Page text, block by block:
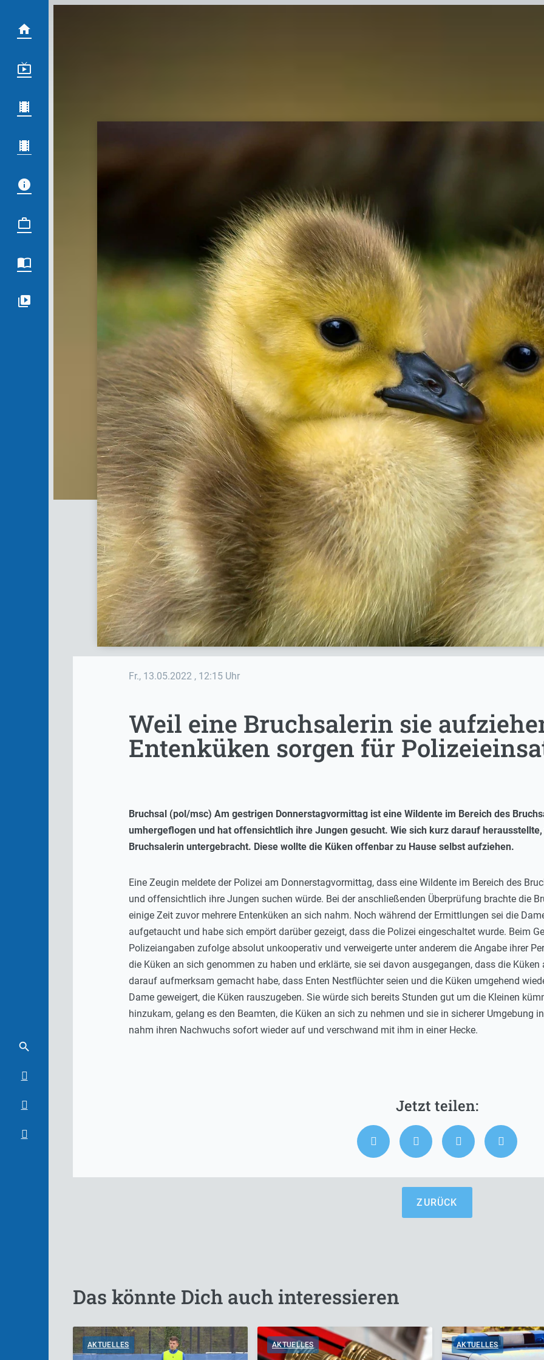
Fr., 13.05.2022 , 12:15 Uhr
Weil eine Bruchsalerin sie
Entenküken sorgen für
Bruchsal (pol/msc) Am gestrigen Donnerstagvormittag ist eine Wildente im Bereich des
umhergeflogen und hat offensichtlich ihre Jungen gesucht. Wie sich kurz darauf
Bruchsalerin untergebracht. Diese wollte die Küken offenbar zu Hause selbst aufziehen.
Eine Zeugin meldete der Polizei am Donnerstagvormittag, dass eine Wildente im Bereich des
und offensichtlich ihre Jungen suchen würde. Bei der anschließenden Überprüfung brachte die
einige Zeit zuvor mehrere Entenküken an sich nahm. Noch während der Ermittlungen sei die
aufgetaucht und habe sich empört darüber gezeigt, dass die Polizei eingeschaltet wurde. Beim
Polizeiangaben zufolge absolut unkooperativ und verweigerte unter anderem die Angabe ihrer
die Küken an sich genommen zu haben und erklärte, sie sei davon ausgegangen, dass die
darauf aufmerksam gemacht habe, dass Enten Nestflüchter seien und die Küken umgehend
Dame geweigert, die Küken rauszugeben. Sie würde sich bereits Stunden gut um die Kleinen
hinzukam, gelang es den Beamten, die Küken an sich zu nehmen und sie in sicherer Umgebung
nahm ihren Nachwuchs sofort wieder auf und verschwand mit ihm in einer Hecke.
ZURÜCK
Das könnte Dich auch interessieren
AKTUELLES AKTUELLES AKTUELLES